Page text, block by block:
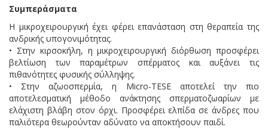
Συμπεράσματα
Η μικροχειρουργική έχει φέρει επανάσταση στη θεραπεία της
ανδρικής υπογονιμότητας.
• Στην κιρσοκήλη, η μικροχειρουργική διόρθωση προσφέρει
βελτίωση των παραμέτρων σπέρματος και αυξάνει τις
πιθανότητες φυσικής σύλληψης.
• Στην αζωοσπερμία, η Micro-TESE αποτελεί την πιο
αποτελεσματική μέθοδο ανάκτησης σπερματοζωαρίων με
ελάχιστη βλάβη στον όρχι. Προσφέρει ελπίδα σε άνδρες που
παλιότερα θεωρούνταν αδύνατο να αποκτήσουν παιδί.